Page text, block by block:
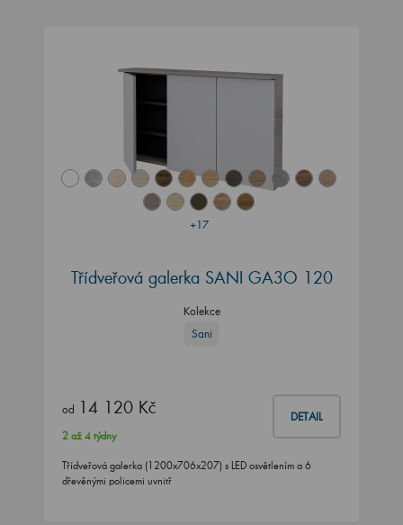
+17
Třídveřová galerka SANI GA3O 120
Kolekce
Sani
od 14 120 Kč DETAIL
2 až 4 týdny
Třídveřová galerka (1200x706x207) s LED osvětlením a 6
dřevěnými policemi uvnitř